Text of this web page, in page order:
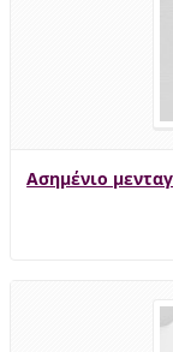
Ασημένιο